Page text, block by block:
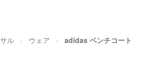
ル ウェア adidas ベンチコート